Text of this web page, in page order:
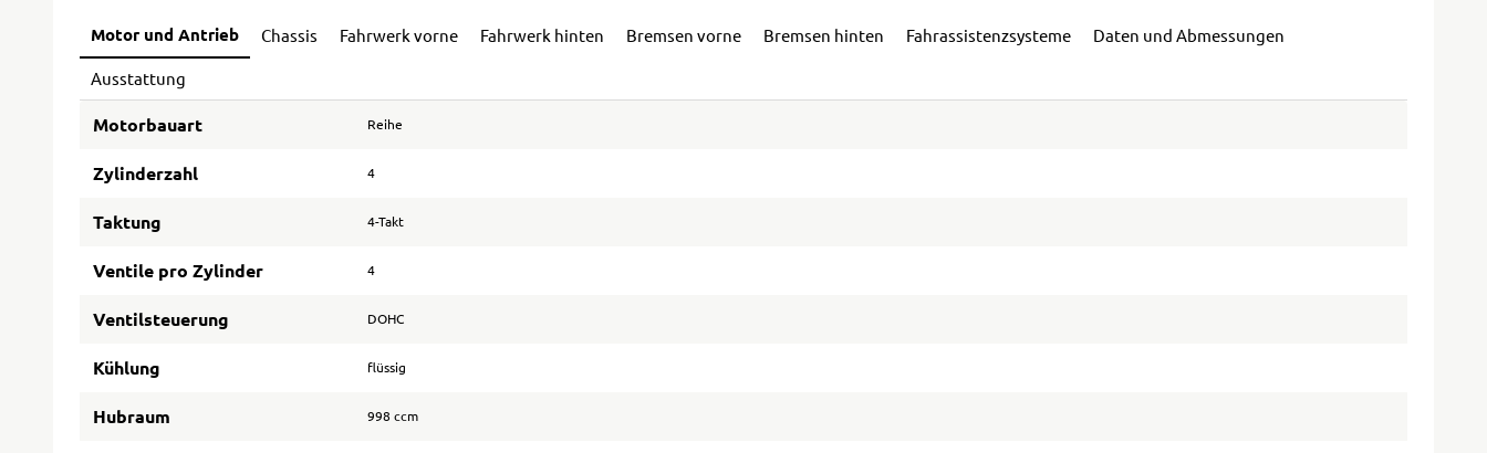
Motor und Antrieb Chassis Fahrwerk vorne Fahrwerk hinten Bremsen vorne Bremsen hinten Fahrassistenzsysteme Daten und Abmessungen
Ausstattung
Motorbauart Reihe
Zylinderzahl 4
Taktung 4-Takt
Ventile pro Zylinder 4
Ventilsteuerung DOHC
Kühlung flüssig
Hubraum 998 ccm